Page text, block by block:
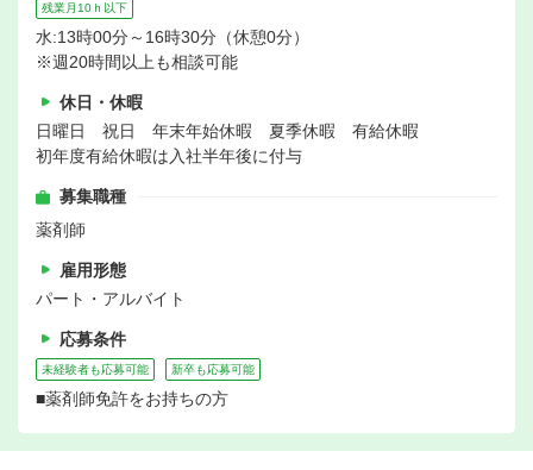
残業月10ｈ以下
水:13時00分～16時30分（休憩0分）
※週20時間以上も相談可能
休日・休暇
日曜日 祝日 年末年始休暇 夏季休暇 有給休暇
初年度有給休暇は入社半年後に付与
募集職種
薬剤師
雇用形態
パート・アルバイト
応募条件
未経験者も応募可能 新卒も応募可能
■薬剤師免許をお持ちの方